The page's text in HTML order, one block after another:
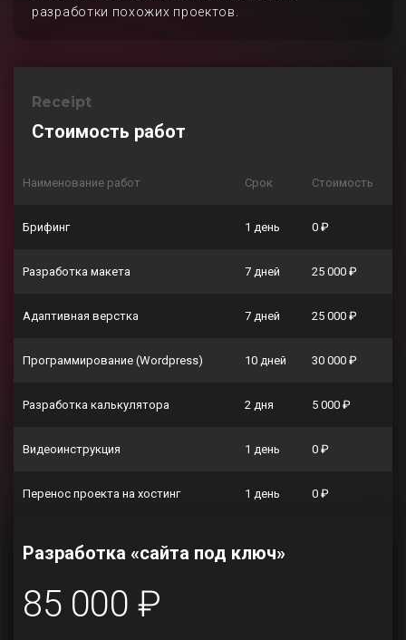
разработки похожих проектов.
Receipt
Стоимость работ
Наименование работ Срок Стоимость
Брифинг 1 день 0 ₽
Разработка макета 7 дней 25 000 ₽
Адаптивная верстка 7 дней 25 000 ₽
Программирование (Wordpress) 10 дней 30 000 ₽
Разработка калькулятора 2 дня 5 000 ₽
Видеоинструкция 1 день 0 ₽
Перенос проекта на хостинг 1 день 0 ₽
Разработка «сайта под ключ»
85 000 ₽